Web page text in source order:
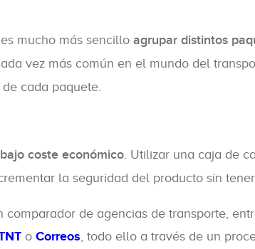
mucho más sencillo agrupar distintos
vez más común en el mundo del
cada paquete.
coste económico. Utilizar una caja de
la seguridad del producto sin
de agencias de transporte,
o Correos, todo ello a través de un